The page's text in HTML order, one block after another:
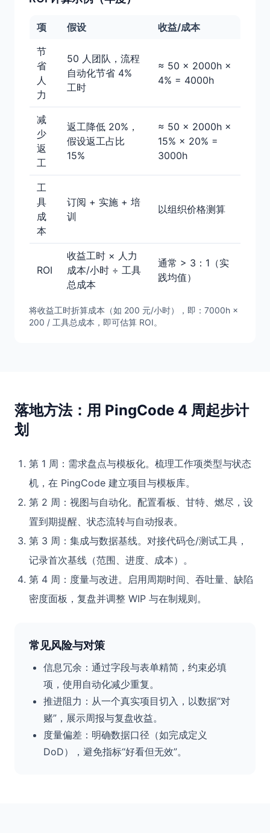
项 假设
收益/成本
节
省
人
力
50 人团队，流程
自动化节省 4%
工时
≈ 50 × 2000h ×
4% = 4000h
减
少
返
工
返工降低 20%，
假设返工占比
15%
≈ 50 × 2000h ×
15% × 20% =
3000h
工
具
成
本
订阅 + 实施 + 培
训
以组织价格测算
ROI
收益工时 × 人力
成本/小时 ÷ 工具
总成本
通常 > 3：1（实
践均值）
将收益工时折算成本（如 200 元/小时），即：7000h ×
200 / 工具总成本，即可估算 ROI。
落地方法：用 PingCode 4 周起步计
划
第 1 周：需求盘点与模板化。梳理工作项类型与状态
机，在 PingCode 建立项目与模板库。
第 2 周：视图与自动化。配置看板、甘特、燃尽，设
置到期提醒、状态流转与自动报表。
第 3 周：集成与数据基线。对接代码仓/测试工具，
记录首次基线（范围、进度、成本）。
第 4 周：度量与改进。启用周期时间、吞吐量、缺陷
密度面板，复盘并调整 WIP 与在制规则。
常见风险与对策
信息冗余：通过字段与表单精简，约束必填
项，使用自动化减少重复。
推进阻力：从一个真实项目切入，以数据“对
赌”，展示周报与复盘收益。
度量偏差：明确数据口径（如完成定义
DoD），避免指标“好看但无效”。